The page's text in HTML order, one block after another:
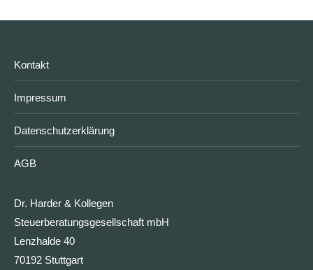
Kontakt
Impressum
Datenschutzerklärung
AGB
Dr. Harder & Kollegen
Steuerberatungsgesellschaft mbH
Lenzhalde 40
70192 Stuttgart